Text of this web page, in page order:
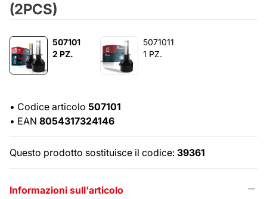
(2PCS)
507101
2 PZ.
5071011
1 PZ.
• Codice articolo 507101
• EAN 8054317324146
Questo prodotto sostituisce il codice: 39361
Informazioni sull'articolo